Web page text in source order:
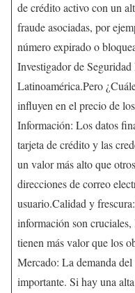
de crédito activo con un
fraude asociadas, por
número expirado o
Investigador de
Latinoamérica.Pero
influyen en el precio de
Información: Los datos
tarjeta de crédito y las
un valor más alto que
direcciones de correo
usuario.Calidad y
información son
tienen más valor que los
Mercado: La demanda
importante. Si hay una